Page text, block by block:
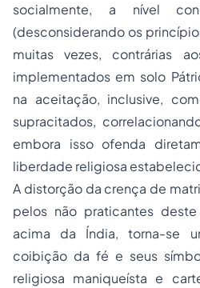
socialmente, a nível
(desconsiderando os
muitas vezes, contrárias
implementados em solo
na aceitação, inclusive,
supracitados,
embora isso ofenda
liberdade religiosa
A distorção da crença de
pelos não praticantes
acima da Índia, torna-se
coibição da fé e seus
religiosa maniqueísta e